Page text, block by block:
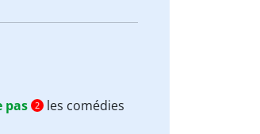
pas 2
les comédies